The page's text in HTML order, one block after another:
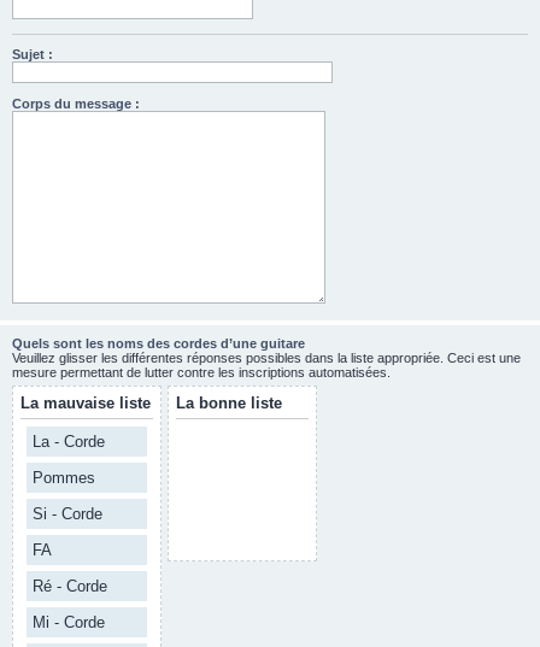
Sujet :
Corps du message :
Quels sont les noms des cordes d’une guitare
Veuillez glisser les différentes réponses possibles dans la liste appropriée. Ceci est une
mesure permettant de lutter contre les inscriptions automatisées.
La mauvaise liste
La - Corde
Pommes
Si - Corde
FA
Ré - Corde
Mi - Corde
La bonne liste